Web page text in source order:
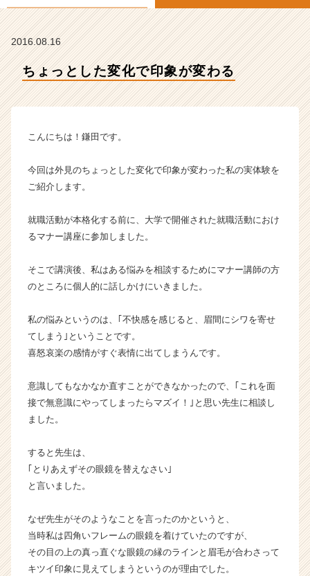
マ
ナ
タ
ラ
|
ベ
チ
ー・
長
企
業
ら
カ
届
サ
イ
ト
チ
2016.08.16
ちょっとした変化で印象が変わる
こんにちは！鎌田です。
今回は外見のちょっとした変化で印象が変わった私の実体験を
ご紹介します。
就職活動が本格化する前に、大学で開催された就職活動におけ
るマナー講座に参加しました。
そこで講演後、私はある悩みを相談するためにマナー講師の方
のところに個人的に話しかけにいきました。
私の悩みというのは、｢不快感を感じると、眉間にシワを寄せ
てしまう｣ということです。
喜怒哀楽の感情がすぐ表情に出てしまうんです。
意識してもなかなか直すことができなかったので、｢これを面
接で無意識にやってしまったらマズイ！｣と思い先生に相談し
ました。
すると先生は、
｢とりあえずその眼鏡を替えなさい｣
と言いました。
なぜ先生がそのようなことを言ったのかというと、
当時私は四角いフレームの眼鏡を着けていたのですが、
その目の上の真っ直ぐな眼鏡の縁のラインと眉毛が合わさって
キツイ印象に見えてしまうというのが理由でした。